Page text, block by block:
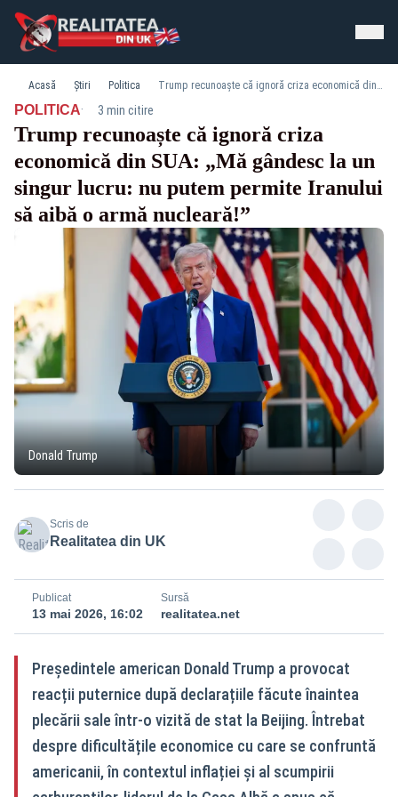
Acasă Știri Politica Trump recunoaște că ignoră criza economică din SUA: „Mă gândesc la un singur lucru: nu putem permite Iranului să aibă o armă nucleară!”
POLITICA· 3 min citire
Trump recunoaște că ignoră criza
economică din SUA: „Mă gândesc la un
singur lucru: nu putem permite Iranului
să aibă o armă nucleară!”
Donald Trump
Scris de
Realitatea din UK
Publicat
13 mai 2026, 16:02
Sursă
realitatea.net
Președintele american Donald Trump a provocat
reacții puternice după declarațiile făcute înaintea
plecării sale într-o vizită de stat la Beijing. Întrebat
despre dificultățile economice cu care se confruntă
americanii, în contextul inflației și al scumpirii